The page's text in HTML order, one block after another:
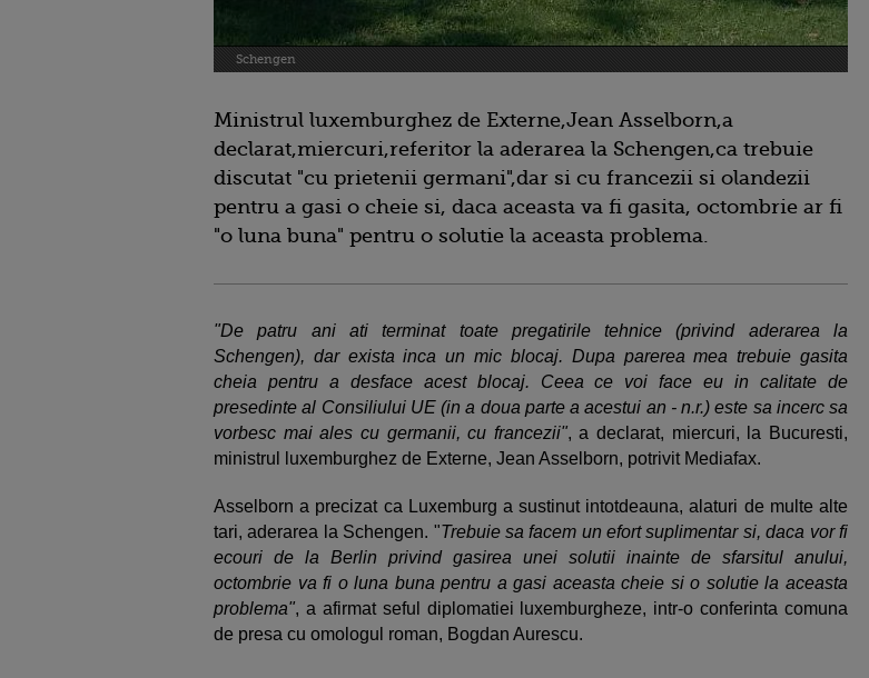
Schengen
Ministrul luxemburghez de Externe,Jean Asselborn,a
declarat,miercuri,referitor la aderarea la Schengen,ca trebuie
discutat "cu prietenii germani",dar si cu francezii si olandezii
pentru a gasi o cheie si, daca aceasta va fi gasita, octombrie ar fi
"o luna buna" pentru o solutie la aceasta problema.
"De patru ani ati terminat toate pregatirile tehnice (privind aderarea la
Schengen), dar exista inca un mic blocaj. Dupa parerea mea trebuie gasita
cheia pentru a desface acest blocaj. Ceea ce voi face eu in calitate de
presedinte al Consiliului UE (in a doua parte a acestui an - n.r.) este sa incerc sa
vorbesc mai ales cu germanii, cu francezii", a declarat, miercuri, la Bucuresti,
ministrul luxemburghez de Externe, Jean Asselborn, potrivit Mediafax.
Asselborn a precizat ca Luxemburg a sustinut intotdeauna, alaturi de multe alte
tari, aderarea la Schengen. "Trebuie sa facem un efort suplimentar si, daca vor fi
ecouri de la Berlin privind gasirea unei solutii inainte de sfarsitul anului,
octombrie va fi o luna buna pentru a gasi aceasta cheie si o solutie la aceasta
problema", a afirmat seful diplomatiei luxemburgheze, intr-o conferinta comuna
de presa cu omologul roman, Bogdan Aurescu.